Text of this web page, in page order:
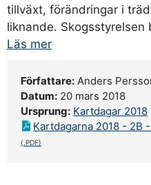
tillväxt, förändringar i
liknande.
Läs mer
Författare: Anders
Datum: 20 mars 2018
Ursprung: Kartdagar 2018
Kartdagarna 2018 - 2B